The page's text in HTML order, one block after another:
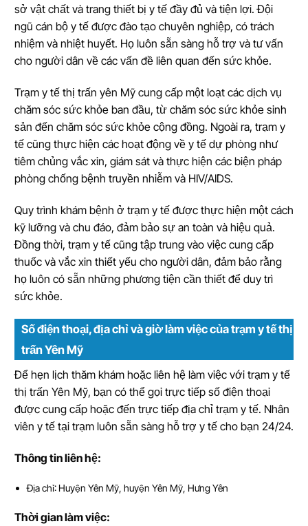
sở vật chất và trang thiết bị y tế đầy đủ và tiện lợi. Đội
ngũ cán bộ y tế được đào tạo chuyên nghiệp, có trách
nhiệm và nhiệt huyết. Họ luôn sẵn sàng hỗ trợ và tư vấn
cho người dân về các vấn đề liên quan đến sức khỏe.
Trạm y tế thị trấn yên Mỹ cung cấp một loạt các dịch vụ
chăm sóc sức khỏe ban đầu, từ chăm sóc sức khỏe sinh
sản đến chăm sóc sức khỏe cộng đồng. Ngoài ra, trạm y
tế cũng thực hiện các hoạt động về y tế dự phòng như
tiêm chủng vắc xin, giám sát và thực hiện các biện pháp
phòng chống bệnh truyền nhiễm và HIV/AIDS.
Quy trình khám bệnh ở trạm y tế được thực hiện một cách
kỹ lưỡng và chu đáo, đảm bảo sự an toàn và hiệu quả.
Đồng thời, trạm y tế cũng tập trung vào việc cung cấp
thuốc và vắc xin thiết yếu cho người dân, đảm bảo rằng
họ luôn có sẵn những phương tiện cần thiết để duy trì
sức khỏe.
Số điện thoại, địa chỉ và giờ làm việc của trạm y tế thị
trấn Yên Mỹ
Để hẹn lịch thăm khám hoặc liên hệ làm việc với trạm y tế
thị trấn Yên Mỹ, bạn có thể gọi trực tiếp số điện thoại
được cung cấp hoặc đến trực tiếp địa chỉ trạm y tế. Nhân
viên y tế tại trạm luôn sẵn sàng hỗ trợ y tế cho bạn 24/24.
Thông tin liên hệ:
Địa chỉ: Huyện Yên Mỹ, huyện Yên Mỹ, Hưng Yên
Thời gian làm việc: